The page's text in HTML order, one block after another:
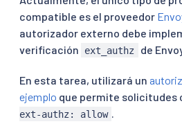
compatible es el proveedor
autorizador externo debe
verificación
ext_authz de
En esta tarea, utilizará un
ejemplo que permite solicitudes
ext-authz: allow